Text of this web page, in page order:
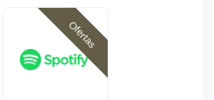
Ofertas